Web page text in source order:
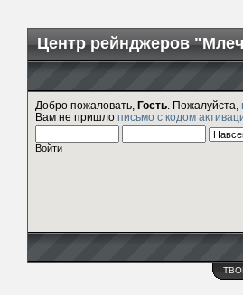
Центр рейнджеров
Добро пожаловать, Гость . Пожалуйста,
Вам не пришло письмо с кодом
Войти